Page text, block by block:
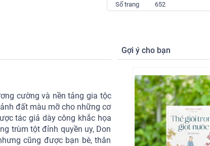
Số trang
652
cường và nền tảng gia tộc
đất màu mỡ cho những cơ
tác giả dày công khắc họa
trùm tột đỉnh quyền uy, Don
cũng được bạn bè, thân
Gợi ý cho bạn